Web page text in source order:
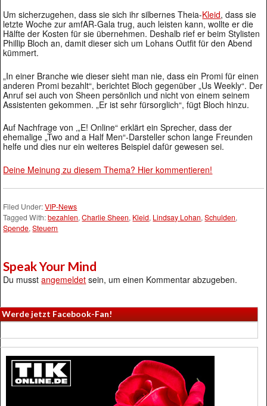
Um sicherzugehen, dass sie sich ihr silbernes Theia-Kleid, dass sie
letzte Woche zur amfAR-Gala trug, auch leisten kann, wollte er die
Hälfte der Kosten für sie übernehmen. Deshalb rief er beim Stylisten
Phillip Bloch an, damit dieser sich um Lohans Outfit für den Abend
kümmert.
„In einer Branche wie dieser sieht man nie, dass ein Promi für einen
anderen Promi bezahlt“, berichtet Bloch gegenüber „Us Weekly“. Der
Anruf sei auch von Sheen persönlich und nicht von einem seinem
Assistenten gekommen. „Er ist sehr fürsorglich“, fügt Bloch hinzu.
Auf Nachfrage von ‚„E! Online“ erklärt ein Sprecher, dass der
ehemalige „Two and a Half Men“-Darsteller schon lange Freunden
helfe und dies nur ein weiteres Beispiel dafür gewesen sei.
Deine Meinung zu diesem Thema? Hier kommentieren!
Filed Under:VIP-News
Tagged With:bezahlen,Charlie Sheen, Kleid, Lindsay Lohan,Schulden,
Spende,Steuern
Speak Your Mind
Du musstangemeldet sein, um einen Kommentar abzugeben.
Werde jetzt Facebook-Fan!